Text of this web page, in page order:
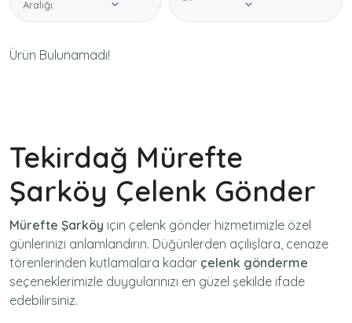
Aralığı:
Ürün Bulunamadı!
Tekirdağ Mürefte
Şarköy Çelenk Gönder
Mürefte Şarköy için çelenk gönder hizmetimizle özel
günlerinizi anlamlandırın. Düğünlerden açılışlara, cenaze
törenlerinden kutlamalara kadar çelenk gönderme
seçeneklerimizle duygularınızı en güzel şekilde ifade
edebilirsiniz.